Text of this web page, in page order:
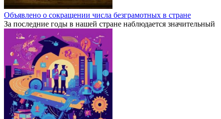
Объявлено о сокращении числа безграмотных в стране
За последние годы в нашей стране наблюдается значительный